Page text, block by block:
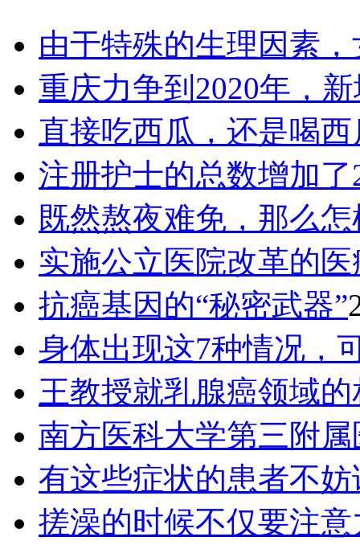
由于特殊的生理因素，
重庆力争到2020年，
直接吃西瓜，还是喝西
注册护士的总数增加了
既然熬夜难免，那么怎
实施公立医院改革的医
抗癌基因的“秘密武器”
身体出现这7种情况，
王教授就乳腺癌领域的
南方医科大学第三附属
有这些症状的患者不妨
搓澡的时候不仅要注意